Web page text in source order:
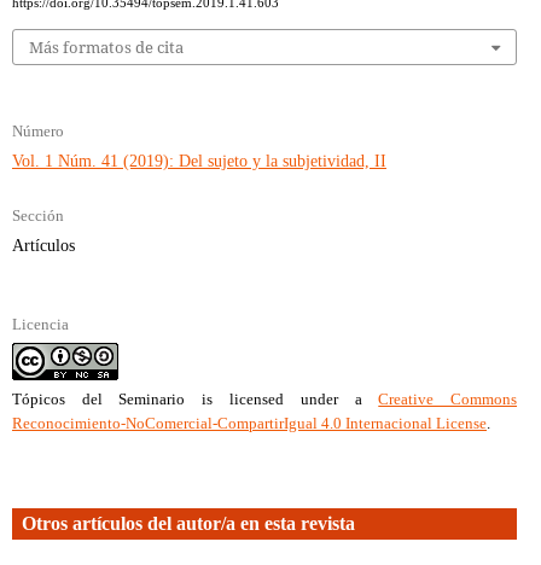
https://doi.org/10.35494/topsem.2019.1.41.603
Más formatos de cita
Número
Vol. 1 Núm. 41 (2019): Del sujeto y la subjetividad, II
Sección
Artículos
Licencia
Tópicos del Seminario is licensed under aCreative Commons
Reconocimiento-NoComercial-CompartirIgual 4.0 Internacional License.
Otros artículos del autor/a en esta revista